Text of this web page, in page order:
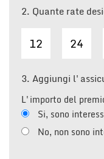
2. Quante rate
12 24
3.Aggiungi
L'importo del
Si, sono
No, non sono